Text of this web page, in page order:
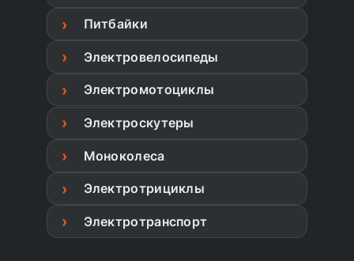
Питбайки
Электровелосипеды
Электромотоциклы
Электроскутеры
Моноколеса
Электротрициклы
Электротранспорт